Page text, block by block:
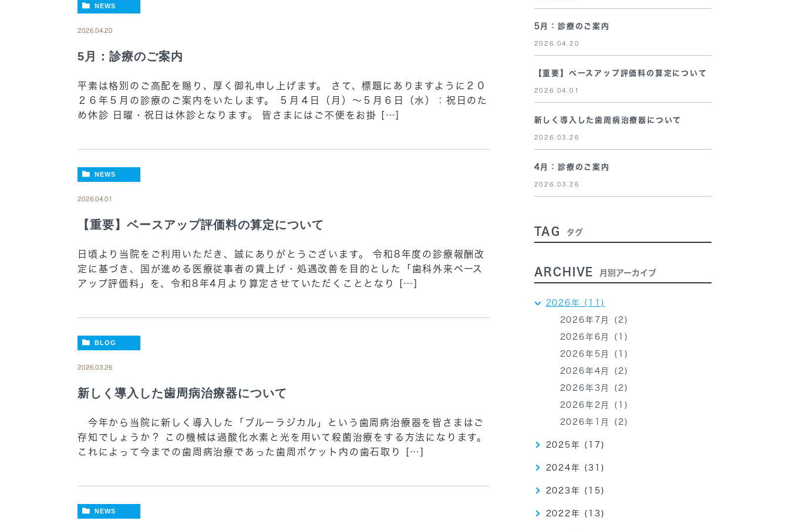
NEWS
2026.04.20
5月：診療のご案内
平素は格別のご高配を賜り、厚く御礼申し上げます。 さて、標題にありますように２０
２６年５月の診療のご案内をいたします。 ５月４日（月）～５月６日（水）：祝日のた
め休診 日曜・祝日は休診となります。 皆さまにはご不便をお掛 […]
NEWS
2026.04.01
【重要】ベースアップ評価料の算定について
日頃より当院をご利用いただき、誠にありがとうございます。 令和8年度の診療報酬改
定に基づき、国が進める医療従事者の賃上げ・処遇改善を目的とした「歯科外来ベース
アップ評価料」を、令和8年4月より算定させていただくこととなり […]
BLOG
2026.03.26
新しく導入した歯周病治療器について
今年から当院に新しく導入した「ブルーラジカル」という歯周病治療器を皆さまはご
存知でしょうか？ この機械は過酸化水素と光を用いて殺菌治療をする方法になります。
これによって今までの歯周病治療であった歯周ポケット内の歯石取り […]
NEWS
5月：診療のご案内
2026.04.20
【重要】ベースアップ評価料の算定について
2026.04.01
新しく導入した歯周病治療器について
2026.03.26
4月：診療のご案内
2026.03.26
TAG タグ
ARCHIVE 月別アーカイブ
2026年 (11)
2026年7月 (2)
2026年6月 (1)
2026年5月 (1)
2026年4月 (2)
2026年3月 (2)
2026年2月 (1)
2026年1月 (2)
2025年 (17)
2024年 (31)
2023年 (15)
2022年 (13)